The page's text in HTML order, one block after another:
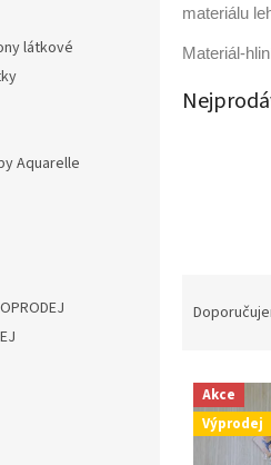
látkové
Aquarelle
materiálu
Materiál-
pp
Akce
Výprodej